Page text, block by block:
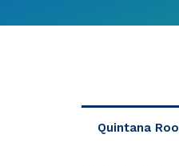
Quintana Roo